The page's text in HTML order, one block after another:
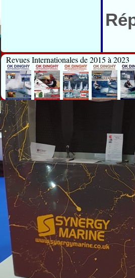
Revues Internationales de 2015 à 2023